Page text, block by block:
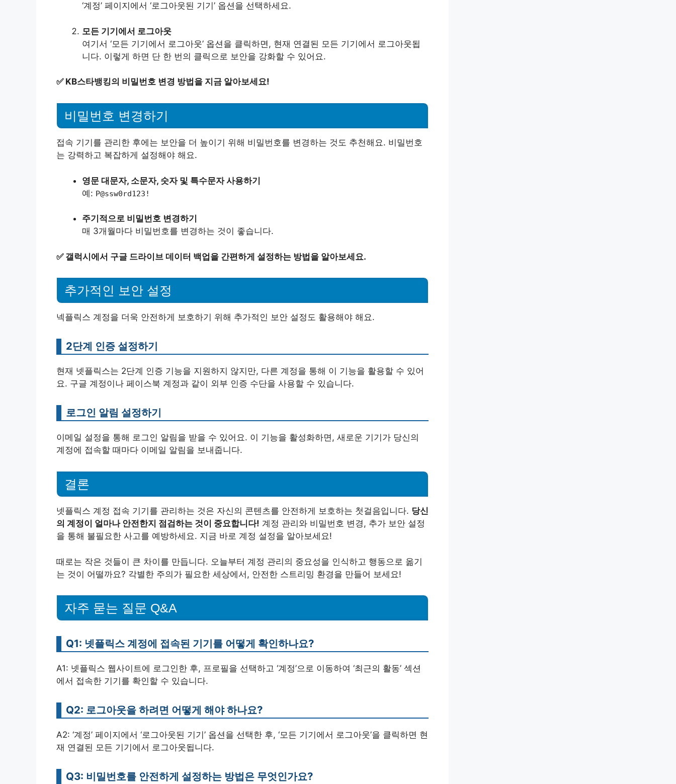
‘계정’ 페이지에서 ‘로그아웃된 기기’ 옵션을 선택하세요.
모든 기기에서 로그아웃
여기서 ‘모든 기기에서 로그아웃’ 옵션을 클릭하면, 현재 연결된 모든 기기에서 로그아웃됩
니다. 이렇게 하면 단 한 번의 클릭으로 보안을 강화할 수 있어요.
✅ KB스타뱅킹의 비밀번호 변경 방법을 지금 알아보세요!
비밀번호 변경하기
접속 기기를 관리한 후에는 보안을 더 높이기 위해 비밀번호를 변경하는 것도 추천해요. 비밀번호
는 강력하고 복잡하게 설정해야 해요.
영문 대문자, 소문자, 숫자 및 특수문자 사용하기
예: P@ssw0rd123!
주기적으로 비밀번호 변경하기
매 3개월마다 비밀번호를 변경하는 것이 좋습니다.
✅ 갤럭시에서 구글 드라이브 데이터 백업을 간편하게 설정하는 방법을 알아보세요.
추가적인 보안 설정
넥플릭스 계정을 더욱 안전하게 보호하기 위해 추가적인 보안 설정도 활용해야 해요.
2단계 인증 설정하기
현재 넷플릭스는 2단계 인증 기능을 지원하지 않지만, 다른 계정을 통해 이 기능을 활용할 수 있어
요. 구글 계정이나 페이스북 계정과 같이 외부 인증 수단을 사용할 수 있습니다.
로그인 알림 설정하기
이메일 설정을 통해 로그인 알림을 받을 수 있어요. 이 기능을 활성화하면, 새로운 기기가 당신의
계정에 접속할 때마다 이메일 알림을 보내줍니다.
결론
넷플릭스 계정 접속 기기를 관리하는 것은 자신의 콘텐츠를 안전하게 보호하는 첫걸음입니다. 당신
의 계정이 얼마나 안전한지 점검하는 것이 중요합니다! 계정 관리와 비밀번호 변경, 추가 보안 설정
을 통해 불필요한 사고를 예방하세요. 지금 바로 계정 설정을 알아보세요!
때로는 작은 것들이 큰 차이를 만듭니다. 오늘부터 계정 관리의 중요성을 인식하고 행동으로 옮기
는 것이 어떨까요? 각별한 주의가 필요한 세상에서, 안전한 스트리밍 환경을 만들어 보세요!
자주 묻는 질문 Q&A
Q1: 넷플릭스 계정에 접속된 기기를 어떻게 확인하나요?
A1: 넷플릭스 웹사이트에 로그인한 후, 프로필을 선택하고 ‘계정’으로 이동하여 ‘최근의 활동’ 섹션
에서 접속한 기기를 확인할 수 있습니다.
Q2: 로그아웃을 하려면 어떻게 해야 하나요?
A2: ‘계정’ 페이지에서 ‘로그아웃된 기기’ 옵션을 선택한 후, ‘모든 기기에서 로그아웃’을 클릭하면 현
재 연결된 모든 기기에서 로그아웃됩니다.
Q3: 비밀번호를 안전하게 설정하는 방법은 무엇인가요?